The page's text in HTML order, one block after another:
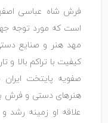
فرش شاه عباسی
است که مورد توجه
مهد هنر و صنایع
کیفیت با تراکم بالا
صفویه پایتخت
هنرهای دستی و فرش
علاقه او زمینه